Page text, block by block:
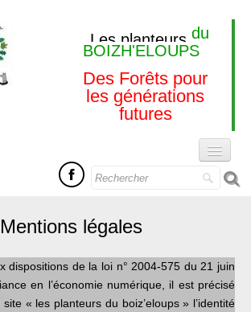
Les planteurs du
BOIZH'ELOUPS
Des Forêts pour
les générations
futures
Actualités
Accueil
Qui sommes nous ?
Nos actions
Mentions légales
dispositions de la loi n° 2004-575 du 21 juin
en l’économie numérique, il est précisé
« les planteurs du boiz’eloups » l’identité